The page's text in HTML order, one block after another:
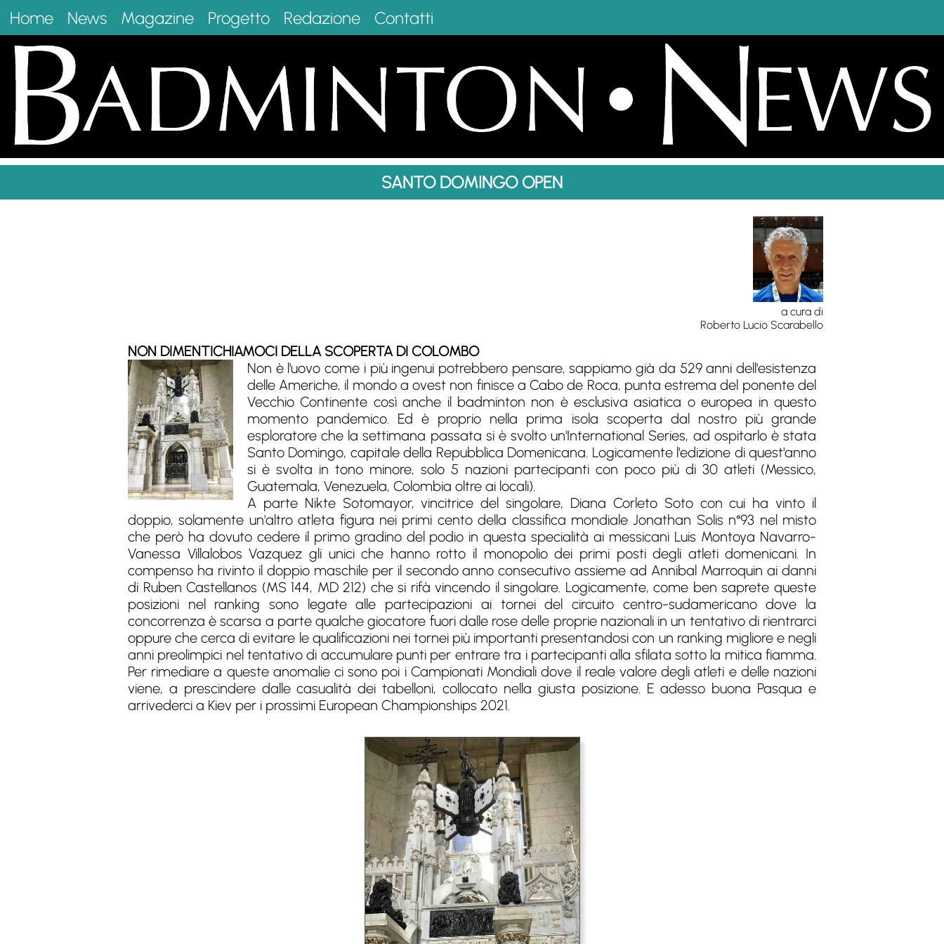
Home News Magazine Progetto Redazione Contatti
SANTO DOMINGO OPEN
a cura di
Roberto Lucio Scarabello
NON DIMENTICHIAMOCI DELLA SCOPERTA DI COLOMBO
Non è l'uovo come i più ingenui potrebbero pensare, sappiamo già da 529 anni dell'esistenza
delle Americhe, il mondo a ovest non finisce a Cabo de Roca, punta estrema del ponente del
Vecchio Continente così anche il badminton non è esclusiva asiatica o europea in questo
momento pandemico. Ed è proprio nella prima isola scoperta dal nostro più grande
esploratore che la settimana passata si è svolto un'International Series, ad ospitarlo è stata
Santo Domingo, capitale della Repubblica Domenicana. Logicamente l'edizione di quest'anno
si è svolta in tono minore, solo 5 nazioni partecipanti con poco più di 30 atleti (Messico,
Guatemala, Venezuela, Colombia oltre ai locali).
A parte Nikte Sotomayor, vincitrice del singolare, Diana Corleto Soto con cui ha vinto il
doppio, solamente un'altro atleta figura nei primi cento della classifica mondiale Jonathan Solis n°93 nel misto
che però ha dovuto cedere il primo gradino del podio in questa specialità ai messicani Luis Montoya Navarro-
Vanessa Villalobos Vazquez gli unici che hanno rotto il monopolio dei primi posti degli atleti domenicani. In
compenso ha rivinto il doppio maschile per il secondo anno consecutivo assieme ad Annibal Marroquin ai danni
di Ruben Castellanos (MS 144, MD 212) che si rifà vincendo il singolare. Logicamente, come ben saprete queste
posizioni nel ranking sono legate alle partecipazioni ai tornei del circuito centro-sudamericano dove la
concorrenza è scarsa a parte qualche giocatore fuori dalle rose delle proprie nazionali in un tentativo di rientrarci
oppure che cerca di evitare le qualificazioni nei tornei più importanti presentandosi con un ranking migliore e negli
anni preolimpici nel tentativo di accumulare punti per entrare tra i partecipanti alla sfilata sotto la mitica fiamma.
Per rimediare a queste anomalie ci sono poi i Campionati Mondiali dove il reale valore degli atleti e delle nazioni
viene, a prescindere dalle casualità dei tabelloni, collocato nella giusta posizione. E adesso buona Pasqua e
arrivederci a Kiev per i prossimi European Championships 2021.